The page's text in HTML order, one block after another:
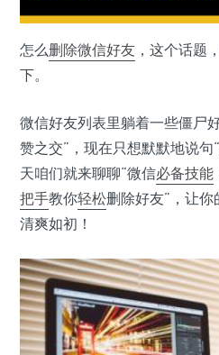
怎么删除微信好友 ，这个话题
下。
微信好友列表里躺着一些僵尸
赞之交”，现在只想默默地说句
天咱们就来聊聊“微信必备技能
把手教你轻松删除好友”，让你
清爽如初！